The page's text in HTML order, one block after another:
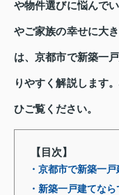
や物件選びに悩んで
やご家族の幸せに大
は、京都市で新築一
りやすく解説します
ひご覧ください。
【目次】
・京都市で新築一
・新築一戸建てな